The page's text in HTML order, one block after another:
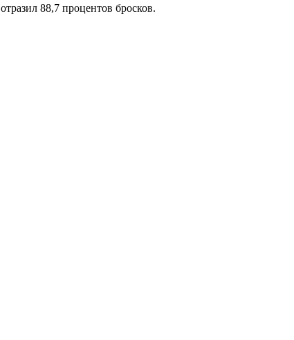
88,7 процентов бросков.